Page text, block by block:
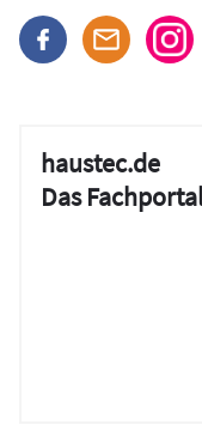
haustec.de
Das